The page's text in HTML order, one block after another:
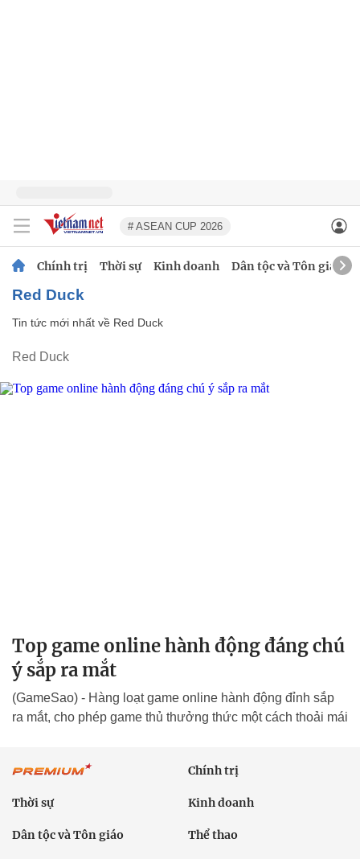
# ASEAN CUP 2026
Chính trị Thời sự Kinh doanh Dân tộc và Tôn giáo
Red Duck
Tin tức mới nhất về Red Duck
Red Duck
Top game online hành động đáng chú
ý sắp ra mắt
(GameSao) - Hàng loạt game online hành động đỉnh sắp
ra mắt, cho phép game thủ thưởng thức một cách thoải mái
Chính trị
Thời sự Kinh doanh
Dân tộc và Tôn giáo Thể thao